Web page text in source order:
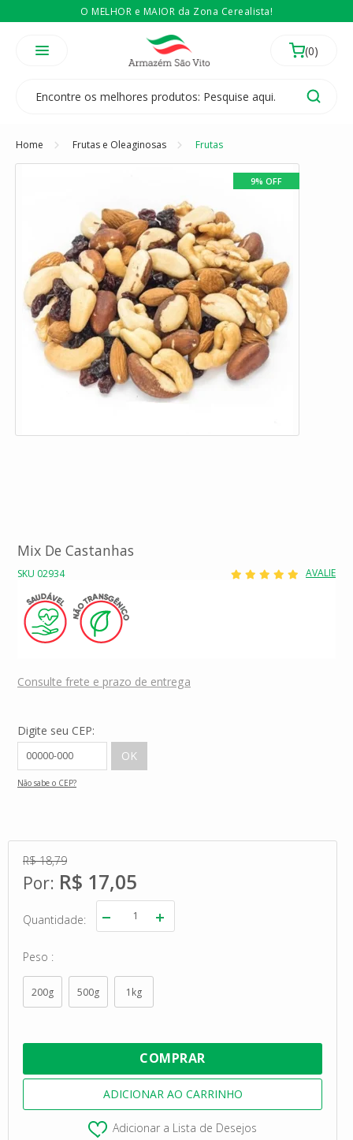
O MELHOR e MAIOR da Zona Cerealista!
Temos 3 lojas físicas na Zona Cerealista de São Paulo!
É revendedor? EntãoCompre no atacado
Home Frutas e Oleaginosas Frutas
9% OFF
Mix De Castanhas
SKU 02934 AVALIE
Consulte frete e prazo de entrega
Digite seu CEP:
Não sabe o CEP?
R$ 18,79
R$ 17,05
Quantidade
Peso
200g 500g 1kg
Adicionar a Lista de Desejos